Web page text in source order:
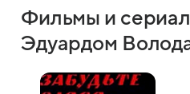
Фильмы и
Эдуардом